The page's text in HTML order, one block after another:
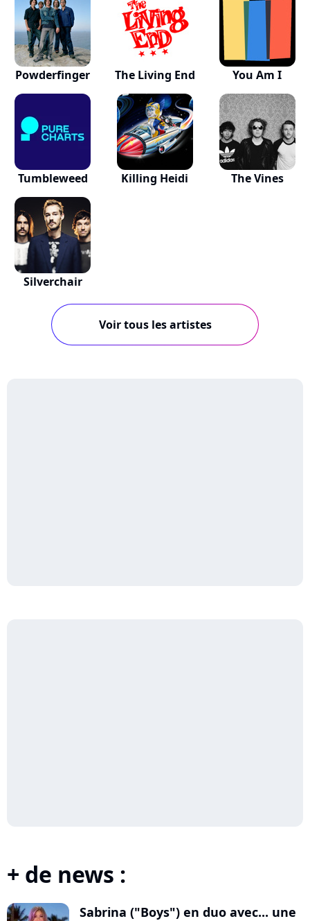
Powderfinger The Living End You Am I
Tumbleweed Killing Heidi The Vines
Silverchair
Voir tous les artistes
+ de news :
Sabrina ("Boys") en duo avec... une